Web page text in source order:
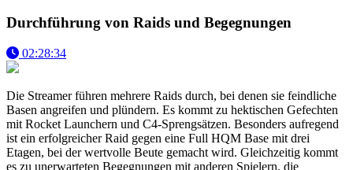
Durchführung von Raids und Begegnungen
02:28:34
Die Streamer führen mehrere Raids durch, bei denen sie feindliche
Basen angreifen und plündern. Es kommt zu hektischen Gefechten
mit Rocket Launchern und C4-Sprengsätzen. Besonders aufregend
ist ein erfolgreicher Raid gegen eine Full HQM Base mit drei
Etagen, bei der wertvolle Beute gemacht wird. Gleichzeitig kommt
es zu unerwarteten Begegnungen mit anderen Spielern, die